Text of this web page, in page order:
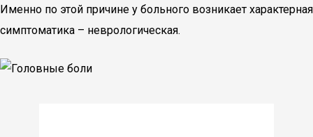
Именно по этой причине у больного возникает характерная
симптоматика – неврологическая.